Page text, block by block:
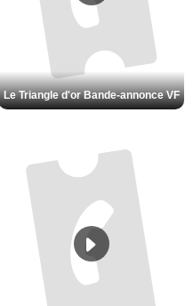
Le Triangle d'or Bande-annonce VF